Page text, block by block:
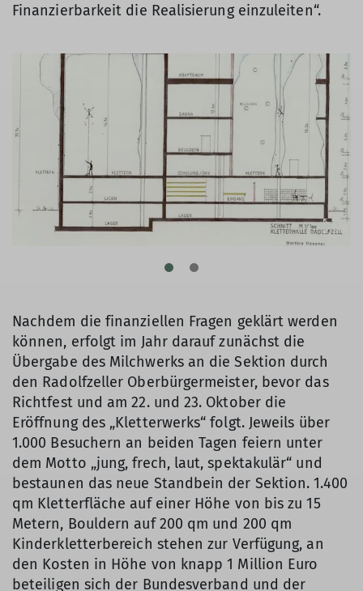
Finanzierbarkeit die Realisierung einzuleiten“.
Nachdem die finanziellen Fragen geklärt werden
können, erfolgt im Jahr darauf zunächst die
Übergabe des Milchwerks an die Sektion durch
den Radolfzeller Oberbürgermeister, bevor das
Richtfest und am 22. und 23. Oktober die
Eröffnung des „Kletterwerks“ folgt. Jeweils über
1.000 Besuchern an beiden Tagen feiern unter
dem Motto „jung, frech, laut, spektakulär“ und
bestaunen das neue Standbein der Sektion. 1.400
qm Kletterfläche auf einer Höhe von bis zu 15
Metern, Bouldern auf 200 qm und 200 qm
Kinderkletterbereich stehen zur Verfügung, an
den Kosten in Höhe von knapp 1 Million Euro
beteiligen sich der Bundesverband und der